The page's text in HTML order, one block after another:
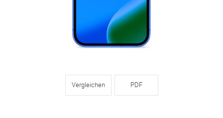
Vergleichen PDF